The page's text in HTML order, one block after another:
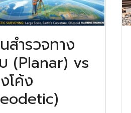
สำรวจทาง
(Planar) vs
โค้ง